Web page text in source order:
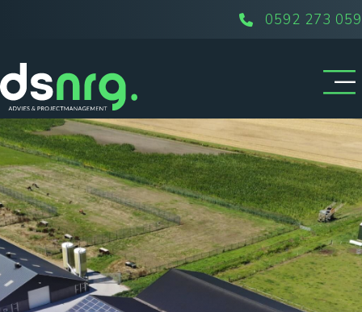
0592 273 059